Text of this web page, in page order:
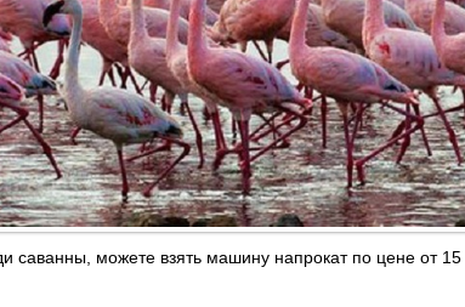
саванны, можете взять машину напрокат по цене от 15